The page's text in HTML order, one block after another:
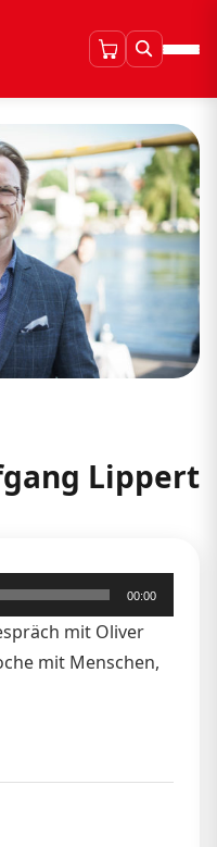
Lippert
00:00
mit Oliver
mit Menschen,